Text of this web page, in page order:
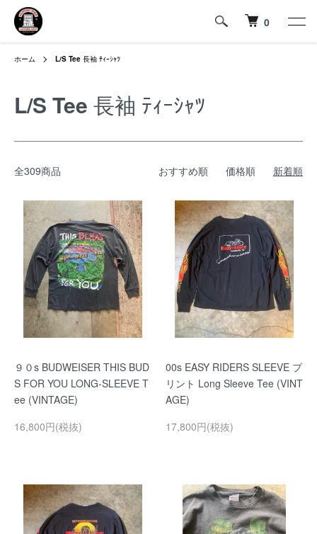
0
ホーム L/S Tee 長袖 ﾃｨｰｼｬﾂ
L/S Tee 長袖 ﾃｨｰｼｬﾂ
全309商品 おすすめ順 価格順 新着順
９０s BUDWEISER THIS BUD
S FOR YOU LONG-SLEEVE T
ee (VINTAGE)
16,800円(税抜)
00s EASY RIDERS SLEEVE プ
リント Long Sleeve Tee (VINT
AGE)
17,800円(税抜)